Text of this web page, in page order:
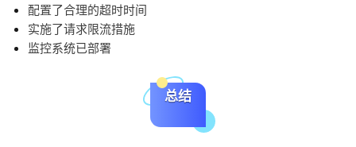
配置了合理的超时时间
实施了请求限流措施
监控系统已部署
总结